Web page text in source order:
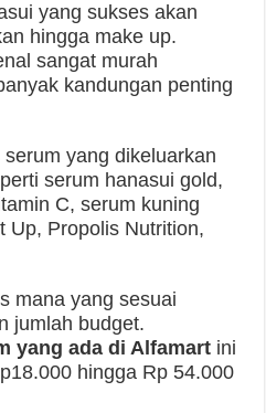
yang sukses akan
hingga make up.
sangat murah
kandungan penting
yang dikeluarkan
serum hanasui gold,
C, serum kuning
Up, Propolis Nutrition,
mana yang sesuai
jumlah budget.
yang ada di Alfamart ini
hingga Rp 54.000